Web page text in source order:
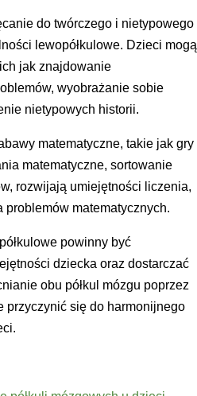
do twórczego i nietypowego
lewopółkulowe. Dzieci mogą
jak znajdowanie
wyobrażanie sobie
nietypowych historii.
matematyczne, takie jak gry
matematyczne, sortowanie
rozwijają umiejętności liczenia,
matematycznych.
powinny być
dziecka oraz dostarczać
obu półkul mózgu poprzez
przyczynić się do harmonijnego